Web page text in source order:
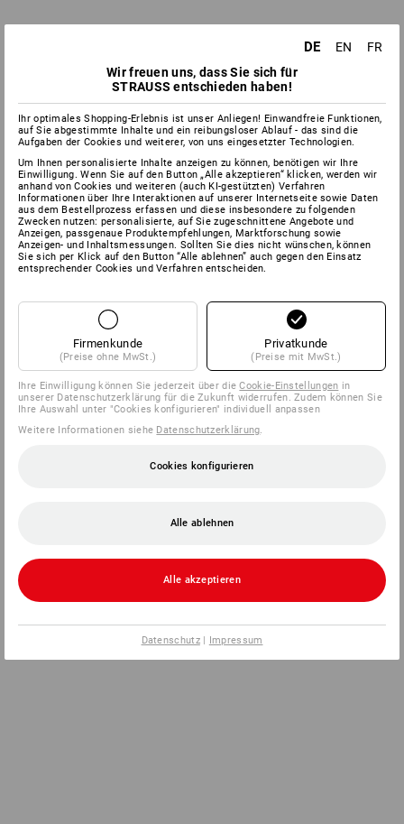
DE EN
FR
Wir freuen uns, dass Sie sich für
STRAUSS entschieden haben!
Ihr optimales Shopping-Erlebnis ist unser Anliegen! Einwandfreie Funktionen,
auf Sie abgestimmte Inhalte und ein reibungsloser Ablauf - das sind die
Aufgaben der Cookies und weiterer, von uns eingesetzter Technologien.
Um Ihnen personalisierte Inhalte anzeigen zu können, benötigen wir Ihre
Einwilligung. Wenn Sie auf den Button „Alle akzeptieren“ klicken, werden wir
anhand von Cookies und weiteren (auch KI-gestützten) Verfahren
Informationen über Ihre Interaktionen auf unserer Internetseite sowie Daten
aus dem Bestellprozess erfassen und diese insbesondere zu folgenden
Zwecken nutzen: personalisierte, auf Sie zugeschnittene Angebote und
Anzeigen, passgenaue Produktempfehlungen, Marktforschung sowie
Anzeigen- und Inhaltsmessungen. Sollten Sie dies nicht wünschen, können
Sie sich per Klick auf den Button “Alle ablehnen” auch gegen den Einsatz
entsprechender Cookies und Verfahren entscheiden.
Firmenkunde
(Preise ohne MwSt.)
Privatkunde
(Preise mit MwSt.)
Ihre Einwilligung können Sie jederzeit über dieCookie-Einstellungen in
unserer Datenschutzerklärung für die Zukunft widerrufen. Zudem können Sie
Ihre Auswahl unter "Cookies konfigurieren" individuell anpassen
Weitere Informationen siehe Datenschutzerklärung.
Cookies konfigurieren
Alle ablehnen
Alle akzeptieren
Datenschutz| Impressum